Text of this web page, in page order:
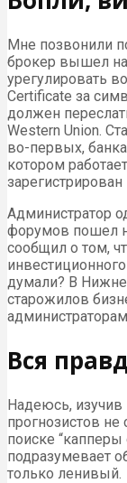
Мне позвонили
брокер вышел
урегулировать
Certificate за
должен
Western Union.
во-первых,
котором
Администратор
форумов пошел
сообщил о том,
думали? В
старожилов
Вся
Надеюсь, изучив
прогнозистов не
поиске
подразумевает
только ленивый.